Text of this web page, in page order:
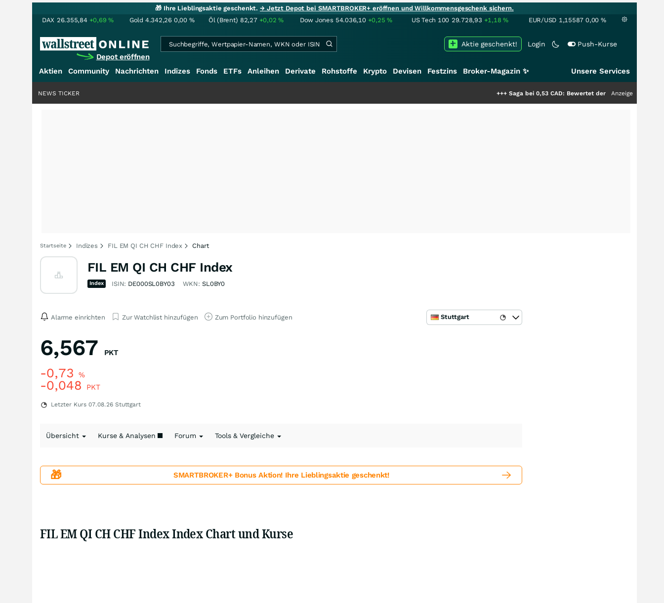
🎁 Ihre Lieblingsaktie geschenkt.→ Jetzt Depot bei SMARTBROKER+ eröffnen und Willkommensgeschenk sichern.
DAX 26.355,84 +0,69% Gold 4.342,26 0,00 % Öl (Brent) 82,27 +0,02% Dow Jones 54.036,10 +0,25% US Tech 100 29.728,93 +1,18% EUR/USD 1,15587 0,00 %
Depot eröffnen
Login Push-Kurse
Aktie geschenkt!
Aktien Community Nachrichten Indizes Fonds ETFs Anleihen Derivate Rohstoffe Krypto Devisen Festzins Broker-Magazin ✨ Unsere Services
Saga bei 0,53 CAD: Bewertet der Markt noch immer nur
Anzeige
NEWS TICKER
Startseite Indizes FIL EM QI CH CHF Index Chart
FIL EM QI CH CHF Index
Index ISIN: DE000SL0BY03 WKN: SL0BY0
Alarme einrichten Zur Watchlist hinzufügen Zum Portfolio hinzufügen Stuttgart
6,567 PKT
-0,73 %
-0,048 PKT
Letzter Kurs 07.08.26 Stuttgart
Übersicht Kurse & Analysen Forum Tools & Vergleiche
🎁 SMARTBROKER+ Bonus Aktion! Ihre Lieblingsaktie geschenkt!
FIL EM QI CH CHF Index Index Chart und Kurse